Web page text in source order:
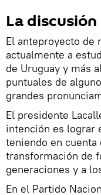
La discusión
El anteproyecto de
actualmente a
de Uruguay y más
puntuales de
grandes
El presidente
intención es lograr
teniendo en cuenta
transformación de
generaciones y a
En el Partido